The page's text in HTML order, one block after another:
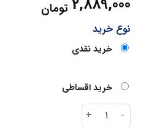
2,889,000 تومان
نوع خرید
خرید نقدی
خرید اقساطی
لنت جلو تیگو 5 ADOXIN عدد